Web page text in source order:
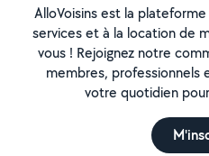
AlloVoisins est la
services et à la location de
vous ! Rejoignez notre
membres, professionnels
votre quotidien